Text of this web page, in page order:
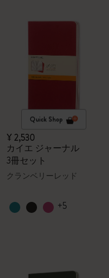
Quick Shop
¥ 2,530
カイエ ジャーナル
3冊セット
クランベリーレッド
+5